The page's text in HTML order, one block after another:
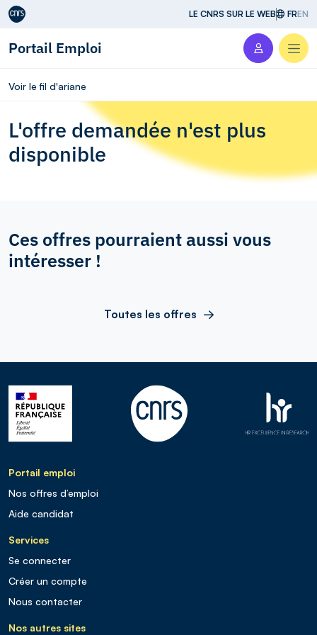
Aller au contenu LE CNRS SUR LE WEB FREN
Portail Emploi
Voir le fil d'ariane
L'offre demandée n'est plus
disponible
Ces offres pourraient aussi vous
intéresser !
Toutes les offres
Portail emploi
Nos offres d’emploi
Aide candidat
Services
Se connecter
Créer un compte
Nous contacter
Nos autres sites